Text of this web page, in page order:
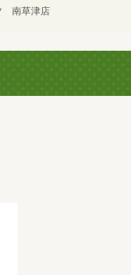
南草津店